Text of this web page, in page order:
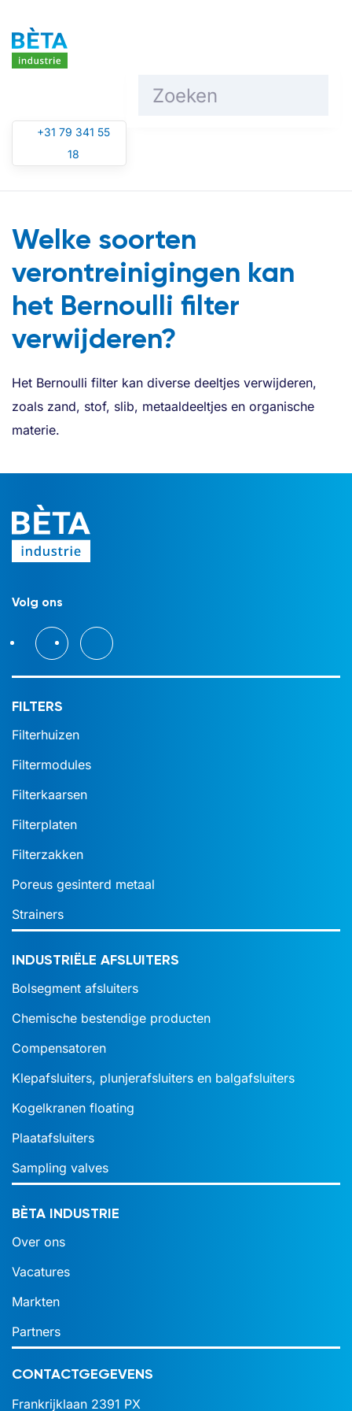
Overslaan en naar de inhoud gaan
+31 79 341 55
18
Welke soorten
verontreinigingen kan
het Bernoulli filter
verwijderen?
Het Bernoulli filter kan diverse deeltjes verwijderen,
zoals zand, stof, slib, metaaldeeltjes en organische
materie.
Volg ons
FILTERS
Filterhuizen
Filtermodules
Filterkaarsen
Filterplaten
Filterzakken
Poreus gesinterd metaal
Strainers
INDUSTRIËLE AFSLUITERS
Bolsegment afsluiters
Chemische bestendige producten
Compensatoren
Klepafsluiters, plunjerafsluiters en balgafsluiters
Kogelkranen floating
Plaatafsluiters
Sampling valves
BÈTA INDUSTRIE
Over ons
Vacatures
Markten
Partners
CONTACTGEGEVENS
Frankrijklaan 2391 PX